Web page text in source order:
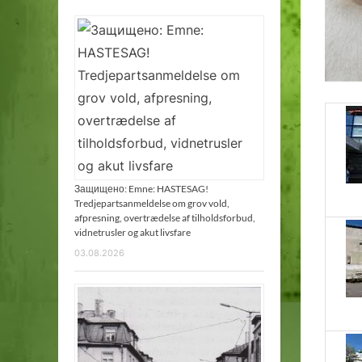
Защищено: Emne: HASTESAG!
Tredjepartsanmeldelse om grov vold,
afpresning, overtrædelse af tilholdsforbud,
vidnetrusler og akut livsfare
03.08.2026